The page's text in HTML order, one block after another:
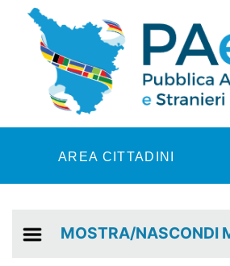
Skip to main content
AREA CITTADINI
MOSTRA/NASCONDI